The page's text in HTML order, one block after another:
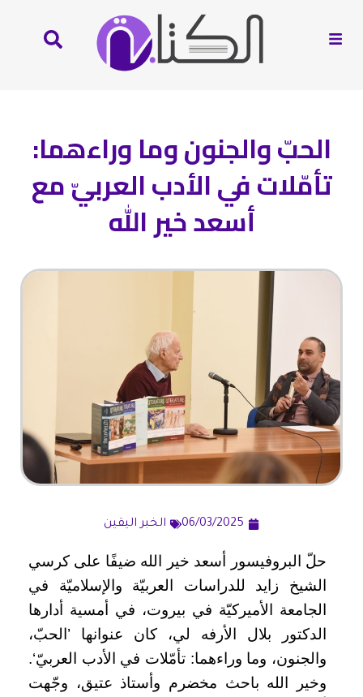
الحبّ والجنون وما وراءهما:
تأمّلات في الأدب العربيّ مع
أسعد خير الله
06/03/2025 الخبر اليقين
حلّ البروفيسور أسعد خير الله ضيفًا على كرسي
الشيخ زايد للدراسات العربيّة والإسلاميّة في
الجامعة الأميركيّة في بيروت، في أمسية أدارها
الدكتور بلال الأرفه لي، كان عنوانها ’الحبّ،
والجنون، وما وراءهما: تأمّلات في الأدب العربيّ‘.
وخير الله باحث مخضرم وأستاذ عتيق، وجّهت